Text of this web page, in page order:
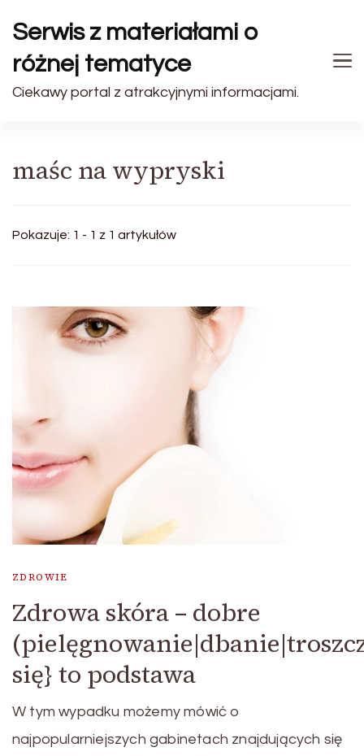
Serwis z materiałami o
różnej tematyce
Ciekawy portal z atrakcyjnymi informacjami.
maśc na wypryski
Pokazuje: 1 - 1 z 1 artykułów
ZDROWIE
Zdrowa skóra – dobre
się} to podstawa
W tym wypadku możemy mówić o
najpopularniejszych gabinetach znajdujących się